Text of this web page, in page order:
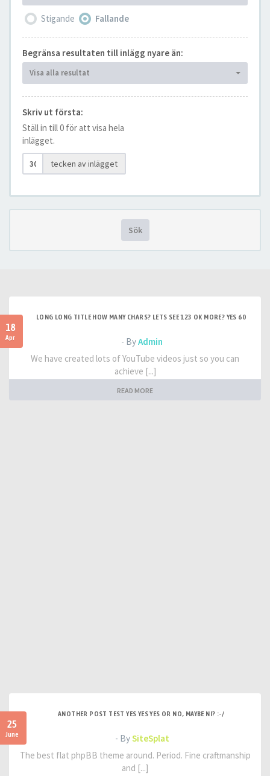
Stigande Fallande
Begränsa resultaten till inlägg nyare än:
Visa alla resultat
Skriv ut första:
Ställ in till 0 för att visa hela
inlägget.
tecken av inlägget
Sök
18
Apr
LONG LONG TITLE HOW MANY CHARS? LETS SEE 123 OK MORE? YES 60
- ByAdmin
We have created lots of YouTube videos just so you can
achieve [...]
READ MORE
25
June
ANOTHER POST TEST YES YES YES OR NO, MAYBE NI? :-/
- BySiteSplat
The best flat phpBB theme around. Period. Fine craftmanship
and [...]